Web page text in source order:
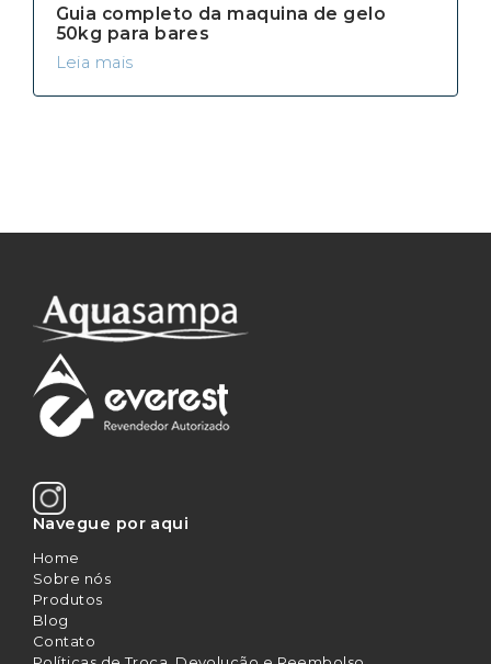
Guia completo da maquina de gelo
50kg para bares
Leia mais
Navegue por aqui
Home
Sobre nós
Produtos
Blog
Contato